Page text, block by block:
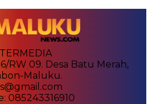
RW 09. Desa Batu Merah,
Maluku.
085243316910